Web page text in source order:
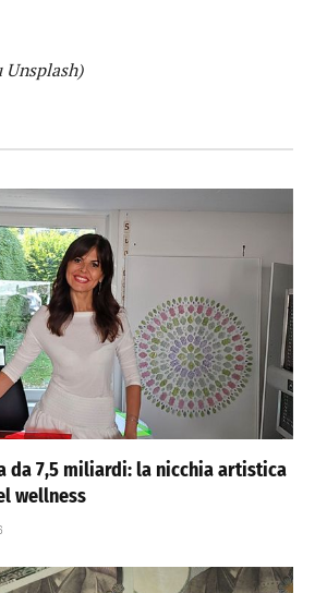
Unsplash)
da 7,5 miliardi: la nicchia artistica
wellness